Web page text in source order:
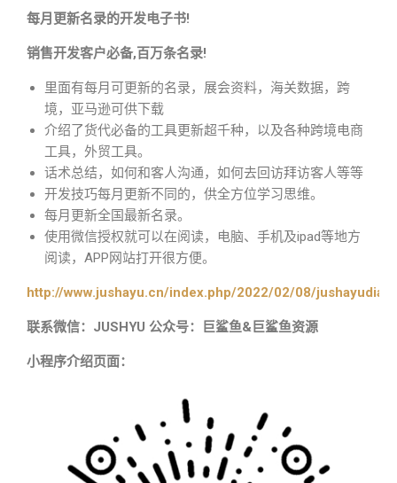
每月更新名录的开发电子书!
销售开发客户必备,百万条名录!
里面有每月可更新的名录，展会资料，海关数据，跨
境，亚马逊可供下载
介绍了货代必备的工具更新超千种，以及各种跨境电商
工具，外贸工具。
话术总结，如何和客人沟通，如何去回访拜访客人等等
开发技巧每月更新不同的，供全方位学习思维。
每月更新全国最新名录。
使用微信授权就可以在阅读，电脑、手机及ipad等地方
阅读，APP网站打开很方便。
http://www.jushayu.cn/index.php/2022/02/08/
联系微信：JUSHYU 公众号：巨鲨鱼&巨鲨鱼资源
小程序介绍页面：